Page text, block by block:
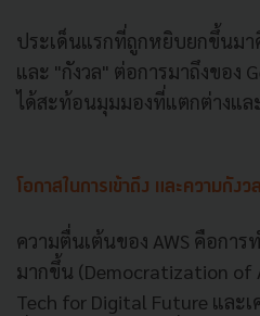
ประเด็นแรกที่ถูกหยิบยกขึ้นมา
และ "กังวล" ต่อการมาถึงของ
ได้สะท้อนมุมมองที่แตกต่างแล
โอกาสในการเข้าถึง และความกัง
ความตื่นเต้นของ AWS คือกา
มากขึ้น (Democratization of
Tech for Digital Future และ